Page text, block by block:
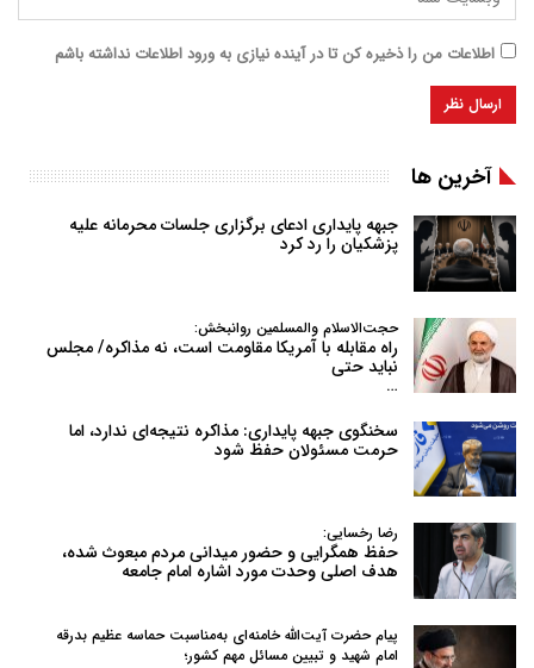
اطلاعات من را ذخیره کن تا در آینده نیازی به ورود اطلاعات نداشته باشم
آخرین ها
جبهه پایداری ادعای برگزاری جلسات محرمانه علیه
پزشکیان را رد کرد
حجت‌الاسلام والمسلمین روانبخش:
راه مقابله با آمریکا مقاومت است، نه مذاکره/ مجلس
نباید حتی
…
سخنگوی جبهه پایداری: مذاکره نتیجه‌ای ندارد، اما
حرمت مسئولان حفظ شود
رضا رخسایی:
حفظ همگرایی و حضور میدانی مردم مبعوث شده،
هدف اصلی وحدت مورد اشاره امام جامعه
پیام حضرت آیت‌الله خامنه‌ای به‌مناسبت حماسه عظیم بدرقه
امام شهید و تبیین مسائل مهم کشور؛